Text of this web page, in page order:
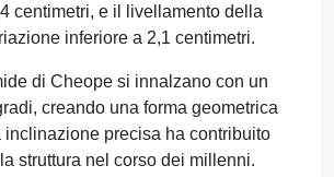
centimetri, e il livellamento della
inferiore a 2,1 centimetri.
di Cheope si innalzano con un
creando una forma geometrica
inclinazione precisa ha contribuito
struttura nel corso dei millenni.